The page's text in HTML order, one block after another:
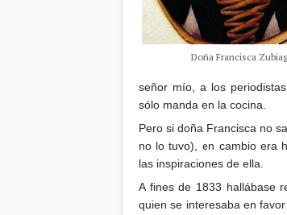
Doña Francisca
señor mío, a los
sólo manda en la cocina.
Pero si doña Francisca no
no lo tuvo), en cambio era
las inspiraciones de ella.
A fines de 1833 hallábase
quien se interesaba en